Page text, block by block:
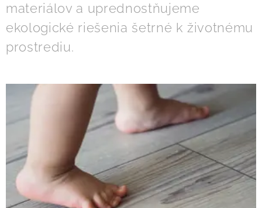
materiálov a uprednostňujeme
ekologické riešenia šetrné k životnému
prostrediu.